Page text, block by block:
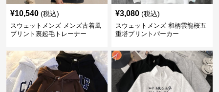
¥10,540 (税込)
スウェットメンズ メンズ古着風
プリント裏起毛トレーナー
¥3,080 (税込)
スウェットメンズ 和柄雲龍桜五
重塔プリントパーカー